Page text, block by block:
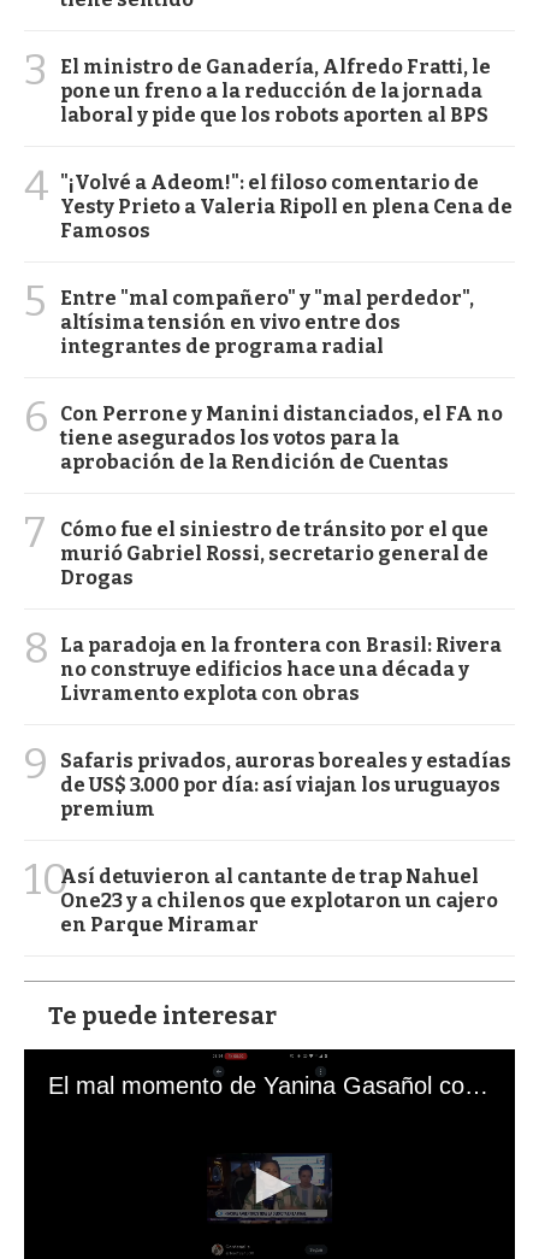
3
El ministro de Ganadería, Alfredo Fratti, le
pone un freno a la reducción de la jornada
laboral y pide que los robots aporten al BPS
4 "¡Volvé a Adeom!": el filoso comentario de
Yesty Prieto a Valeria Ripoll en plena Cena de
Famosos
5
Entre "mal compañero" y "mal perdedor",
altísima tensión en vivo entre dos
integrantes de programa radial
6
Con Perrone y Manini distanciados, el FA no
tiene asegurados los votos para la
aprobación de la Rendición de Cuentas
7
Cómo fue el siniestro de tránsito por el que
murió Gabriel Rossi, secretario general de
Drogas
8
La paradoja en la frontera con Brasil: Rivera
no construye edificios hace una década y
Livramento explota con obras
9
Safaris privados, auroras boreales y estadías
de US$ 3.000 por día: así viajan los uruguayos
premium
10Así detuvieron al cantante de trap Nahuel
One23 y a chilenos que explotaron un cajero
en Parque Miramar
Te puede interesar
El mal momento de Yanina Gasañol con un hincha argentino en "Subrayado"